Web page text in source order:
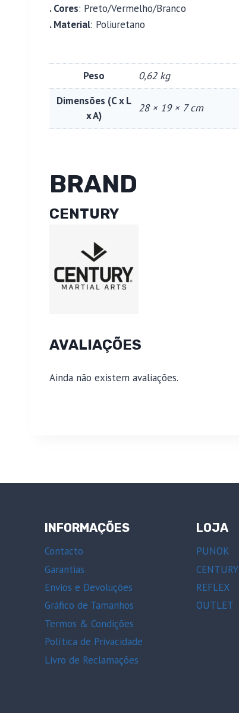
. Cores: Preto/Vermelho/Branco
. Material: Poliuretano
Peso
0,62 kg
Dimensões (C x L
x A)
28 × 19 × 7 cm
BRAND
CENTURY
AVALIAÇÕES
Ainda não existem avaliações.
INFORMAÇÕES
Contacto
Garantias
Envios e Devoluções
Gráfico de Tamanhos
Termos & Condições
Política de Privacidade
Livro de Reclamações
LOJA
PUNOK
CENTURY
REFLEX
OUTLET